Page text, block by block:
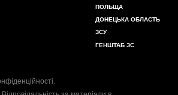
ПОЛЬЩА
ДОНЕЦЬКА ОБЛАСТЬ
ЗСУ
ГЕНШТАБ ЗС
.